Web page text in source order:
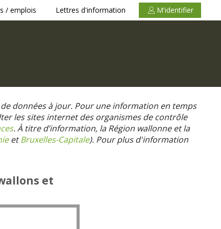
/ emplois Lettres d'information M'identifier
données à jour. Pour une information en temps
les sites internet des organismes de contrôle
. À titre d’information, la Région wallonne et la
etBruxelles-Capitale). Pour plus d'information
et